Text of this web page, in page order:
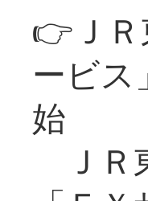
👉Ｊ
ービス
始
ＪＲ